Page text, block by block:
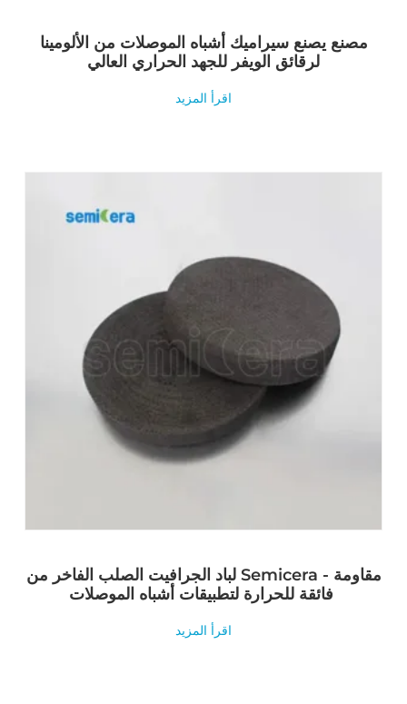
مصنع يصنع سيراميك أشباه الموصلات من الألومينا
لرقائق الويفر للجهد الحراري العالي
اقرأ المزيد
لباد الجرافيت الصلب الفاخر من Semicera - مقاومة
اقرأ المزيد